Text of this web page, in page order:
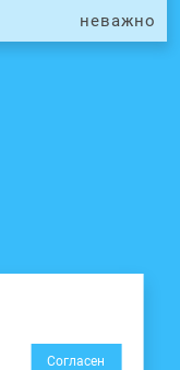
неважно
Согласен